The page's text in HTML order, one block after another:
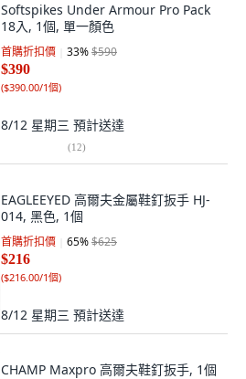
Softspikes Under Armour Pro Pack
18入, 1個, 單一顏色
首購折扣價 33%$590
$390
($390.00/1個)
8/12 星期三 預計送達
(12)
EAGLEEYED 高爾夫金屬鞋釘扳手 HJ-
014, 黑色, 1個
首購折扣價 65%$625
$216
($216.00/1個)
8/12 星期三 預計送達
CHAMP Maxpro 高爾夫鞋釘扳手, 1個